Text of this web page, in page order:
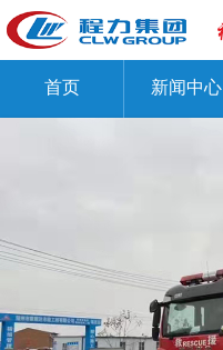
首页 新闻中心